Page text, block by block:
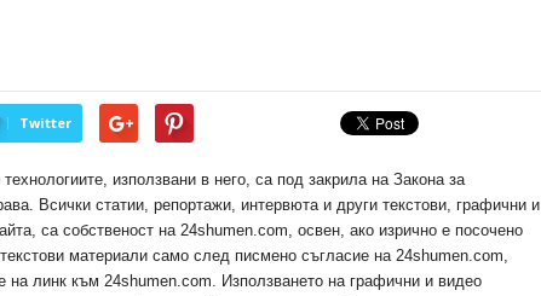
Twitter
използвани в него, са под закрила на Закона за
Всички статии, репортажи, интервюта и други текстови, графични и
са собственост на 24shumen.com, освен, ако изрично е посочено
материали само след писмено съгласие на 24shumen.com,
на линк към 24shumen.com. Използването на графични и видео